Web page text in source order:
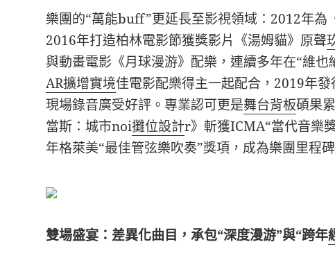
樂團的“萬能buff”更延長至影視領域：2012年為
2016年打造柏林電影節獲獎影片《湯姆貓》原聲
與動畫電影《月球漫游》配樂，連續多年在“維也
AR擴增實境佳電影配樂得主一起配合，2019年發
現場錄音廣受好評。專業認可更是舞台背板碩果
當斯：城市noi攤位設計r》斬獲ICMA“當代音樂
年格萊美“最佳管弦樂吹奏”獎項，成為樂團里程
雙場盛宴：差異化曲目，承包“深度漫游”與“跨年